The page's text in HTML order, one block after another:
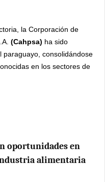
la Corporación de
(Cahpsa) ha sido
paraguayo, consolidándose
en los sectores de
oportunidades en
alimentaria